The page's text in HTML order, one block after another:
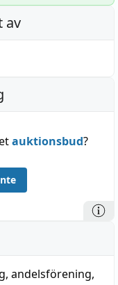
av
auktionsbud?
, andelsförening,